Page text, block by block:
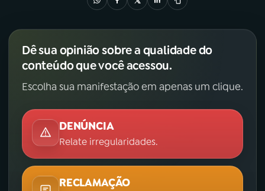
Dê sua opinião sobre a qualidade do
conteúdo que você acessou.
Escolha sua manifestação em apenas um clique.
DENÚNCIA
Relate irregularidades.
RECLAMAÇÃO